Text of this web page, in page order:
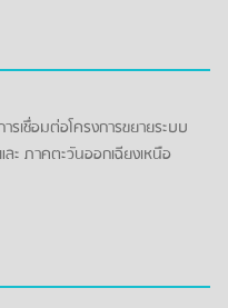
รเชื่อมต่อโครงการขยายระบบ
ะ ภาคตะวันออกเฉียงเหนือ